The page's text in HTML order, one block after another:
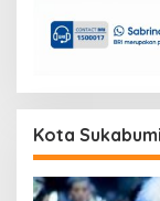
Kota Sukabumi